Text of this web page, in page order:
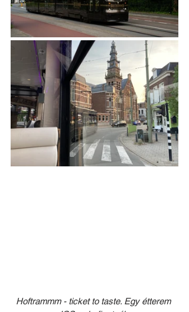
Hoftrammm - ticket to taste. Egy étterem